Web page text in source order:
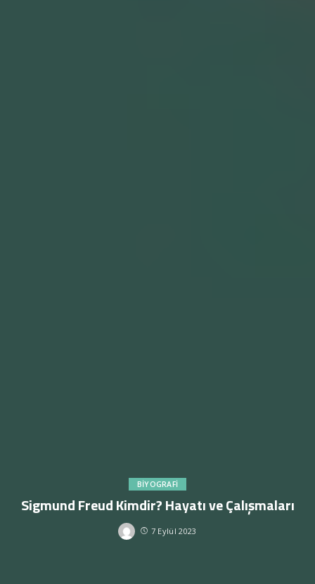
BIYOGRAFI
Sigmund Freud Kimdir? Hayatı ve Çalışmaları
7 Eylül 2023